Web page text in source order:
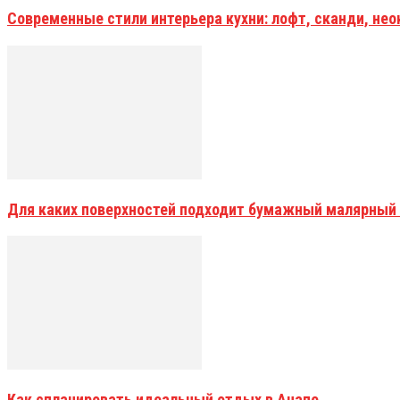
Современные стили интерьера кухни: лофт, сканди,
Для каких поверхностей подходит бумажный малярный